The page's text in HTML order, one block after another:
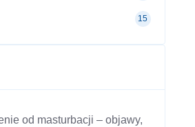
15
od masturbacji – objawy,